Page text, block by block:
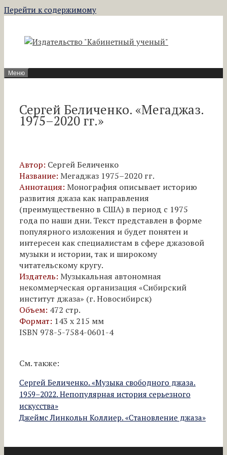
Перейти к содержимому
Меню
Сергей Беличенко. «Мегаджаз.
1975–2020 гг.»
Автор: Сергей Беличенко
Название: Мегаджаз 1975–2020 гг.
Аннотация: Монография описывает историю
развития джаза как направления
(преимущественно в США) в период с 1975
года по наши дни. Текст представлен в форме
популярного изложения и будет понятен и
интересен как специалистам в сфере джазовой
музыки и истории, так и широкому
читательскому кругу.
Издатель: Музыкальная автономная
некоммерческая организация «Сибирский
институт джаза» (г. Новосибирск)
Oбъем: 472 стр.
Формат: 143 х 215 мм
ISBN 978-5-7584-0601-4
См. также:
Сергей Беличенко. «Музыка свободного джаза.
1959–2022. Непопулярная история серьезного
искусства»
Джеймс Линкольн Коллиер. «Становление джаза»